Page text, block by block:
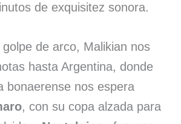
de exquisitez sonora.
de arco, Malikian nos
hasta Argentina, donde
bonaerense nos espera
, con su copa alzada para